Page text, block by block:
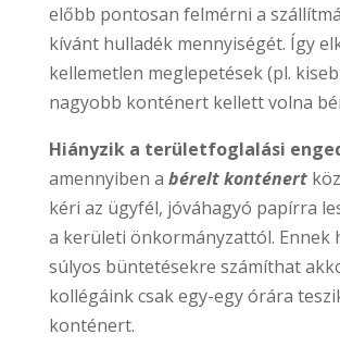
előbb pontosan felmérni a
kívánt hulladék mennyiségét. Így
kellemetlen meglepetések (pl.
nagyobb konténert kellett volna
Hiányzik a területfoglalási
amennyiben a bérelt konténert
kéri az ügyfél, jóváhagyó papírra
a kerületi önkormányzattól. Ennek
súlyos büntetésekre számíthat
kollégáink csak egy-egy órára
konténert.